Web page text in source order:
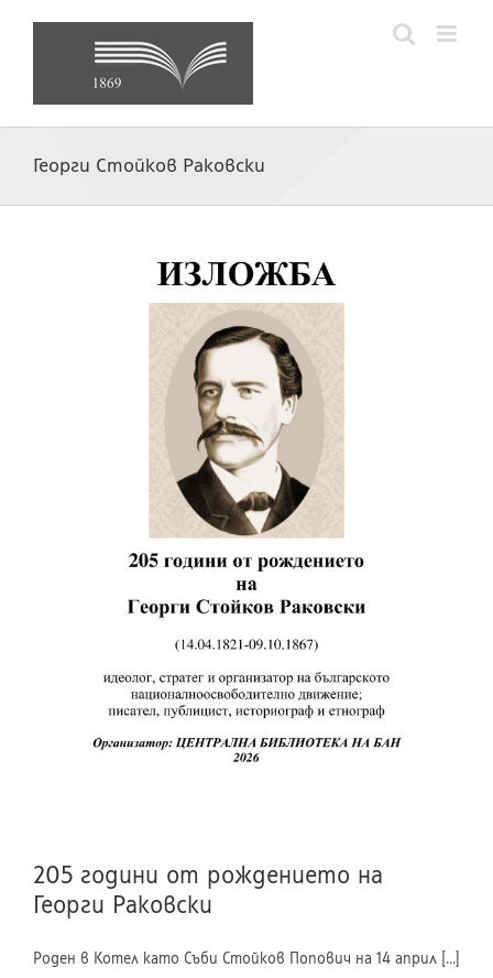
Георги Стойков Раковски
205 години от рождението на
Георги Раковски
Роден в Котел като Съби Стойков Попович на 14 април [...]